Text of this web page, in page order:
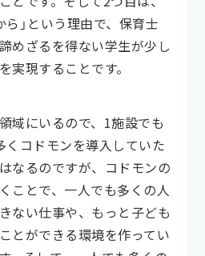
ら」という理由で、保育士
めざるを得ない学生が少し
実現することです。
域にいるので、1施設でも
くコドモンを導入していた
なるのですが、コドモンの
ことで、一人でも多くの人
ない仕事や、もっと子ども
とができる環境を作ってい